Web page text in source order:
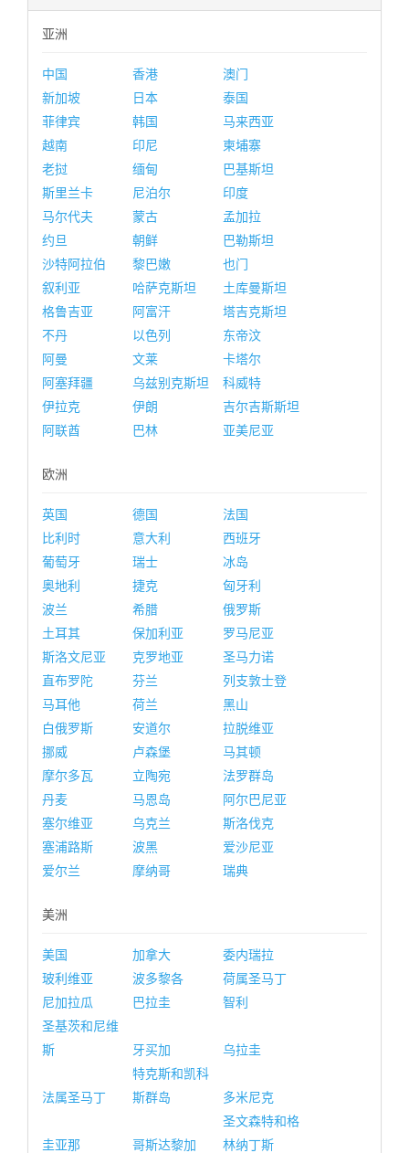
亚洲
中国 香港
澳门
新加坡
日本
泰国
菲律宾
韩国
马来西亚
越南
印尼
柬埔寨
老挝
缅甸
巴基斯坦
斯里兰卡
尼泊尔
印度
马尔代夫
蒙古
孟加拉
约旦
朝鲜
巴勒斯坦
沙特阿拉伯
黎巴嫩
也门
叙利亚
哈萨克斯坦
土库曼斯坦
格鲁吉亚
阿富汗
塔吉克斯坦
不丹
以色列
东帝汶
阿曼
文莱
卡塔尔
阿塞拜疆
乌兹别克斯坦
科威特
伊拉克
伊朗
吉尔吉斯斯坦
阿联酋
巴林 亚美尼亚
欧洲
英国 德国
法国
比利时
意大利
西班牙
葡萄牙
瑞士
冰岛
奥地利
捷克
匈牙利
波兰
希腊
俄罗斯
土耳其
保加利亚
罗马尼亚
斯洛文尼亚
克罗地亚
圣马力诺
直布罗陀
芬兰
列支敦士登
马耳他
荷兰
黑山
白俄罗斯
安道尔
拉脱维亚
挪威
卢森堡
马其顿
摩尔多瓦
立陶宛
法罗群岛
丹麦
马恩岛
阿尔巴尼亚
塞尔维亚
乌克兰
斯洛伐克
塞浦路斯
波黑
爱沙尼亚
爱尔兰
摩纳哥 瑞典
美洲
美国 加拿大
委内瑞拉
玻利维亚
波多黎各
荷属圣马丁
尼加拉瓜
巴拉圭
智利
圣基茨和尼维
斯
牙买加 乌拉圭
法属圣马丁
特克斯和凯科
斯群岛
多米尼克
圭亚那 哥斯达黎加
圣文森特和格
林纳丁斯